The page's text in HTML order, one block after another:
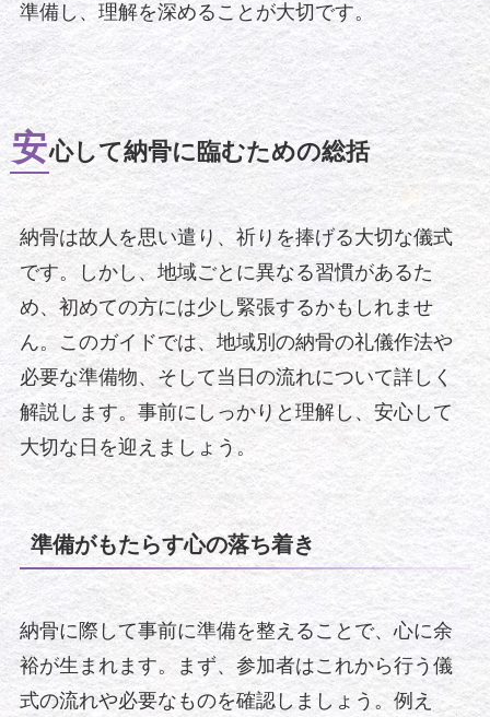
準備し、理解を深めることが大切です。
安心して納骨に臨むための総括
納骨は故人を思い遣り、祈りを捧げる大切な儀式
です。しかし、地域ごとに異なる習慣があるた
め、初めての方には少し緊張するかもしれませ
ん。このガイドでは、地域別の納骨の礼儀作法や
必要な準備物、そして当日の流れについて詳しく
解説します。事前にしっかりと理解し、安心して
大切な日を迎えましょう。
準備がもたらす心の落ち着き
納骨に際して事前に準備を整えることで、心に余
裕が生まれます。まず、参加者はこれから行う儀
式の流れや必要なものを確認しましょう。例え